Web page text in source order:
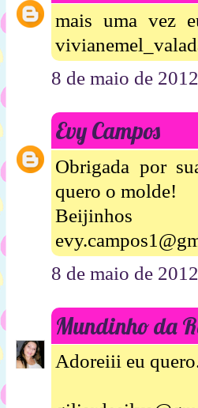
mais uma vez
8 de maio de
Evy Campos
Obrigada por
quero o molde!
Beijinhos
8 de maio de
Mundinho da
Adoreiii eu